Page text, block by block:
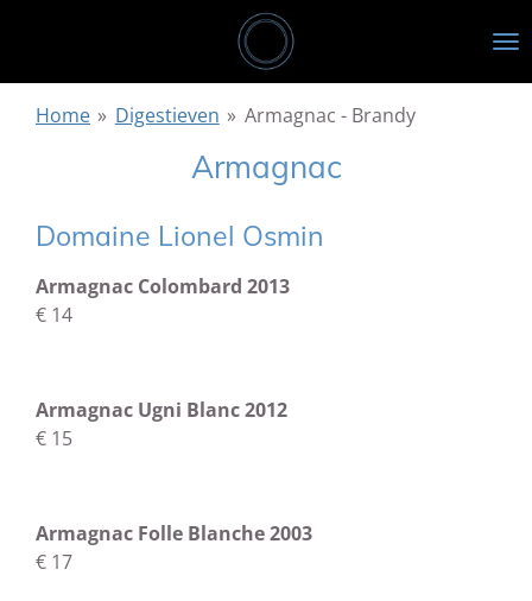
naar
Home » Digestieven » Armagnac - Brandy
Armagnac
Domaine Lionel Osmin
Armagnac Colombard 2013
€ 14
Armagnac Ugni Blanc 2012
€ 15
Armagnac Folle Blanche 2003
€ 17